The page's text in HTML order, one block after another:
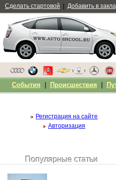
Регистрация на сайте
Авторизация
Популярные статьи
Сделать стартовой Добавить в
События Происшествия